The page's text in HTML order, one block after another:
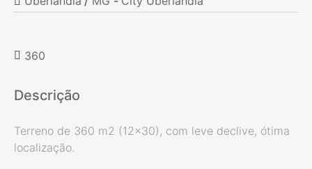
360
Descrição
Terreno de 360 m2 (12×30), com leve declive, ótima
localização.